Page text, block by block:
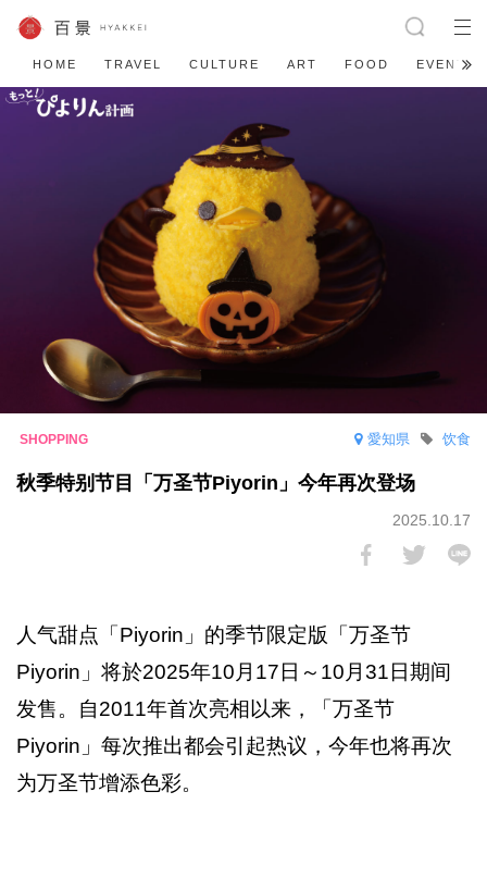
HOME TRAVEL CULTURE ART FOOD EVENT
愛知県 饮食
秋季特别节目「万圣节Piyorin」今年再次登场
2025.10.17
人气甜点「Piyorin」的季节限定版「万圣节
Piyorin」将於2025年10月17日～10月31日期间
发售。自2011年首次亮相以来，「万圣节
Piyorin」每次推出都会引起热议，今年也将再次
为万圣节增添色彩。